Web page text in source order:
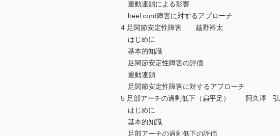
運動連鎖による影響
heel cord障害に対するアプローチ
4 足関節安定性障害 越野裕太
はじめに
基本的知識
足関節安定性障害の評価
運動連鎖
足関節安定性障害に対するアプローチ
5 足部アーチの過剰低下（扁平足） 阿久澤 弘
はじめに
基本的知識
足部アーチの過剰低下の評価